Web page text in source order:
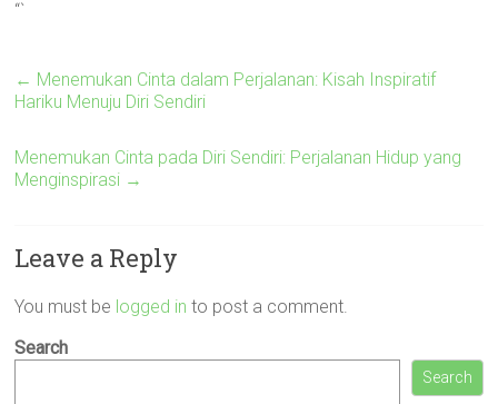
“`
← Menemukan Cinta dalam Perjalanan: Kisah Inspiratif
Hariku Menuju Diri Sendiri
Menemukan Cinta pada Diri Sendiri: Perjalanan Hidup yang
Menginspirasi →
Leave a Reply
You must be logged in to post a comment.
Search
Search